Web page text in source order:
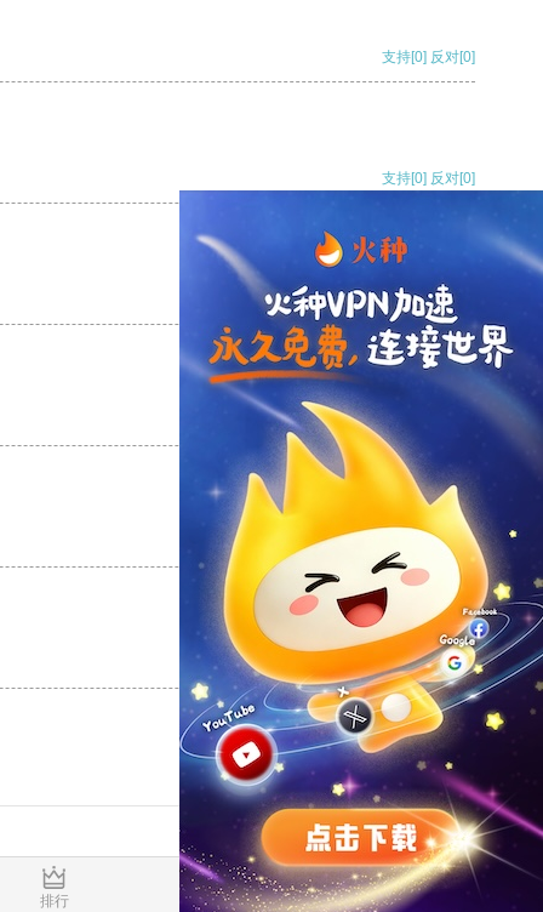
支持[0] 反对[0]
支持[0] 反对[0]
支持[0] 反对
支持
反对 [0]
支持[0] 反对[0]
排行 推荐